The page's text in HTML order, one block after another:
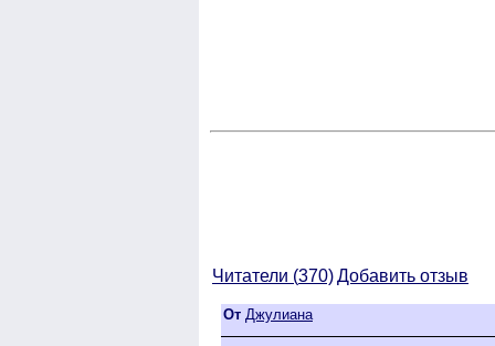
Читатели (370)Добавить отзыв
От Джулиана